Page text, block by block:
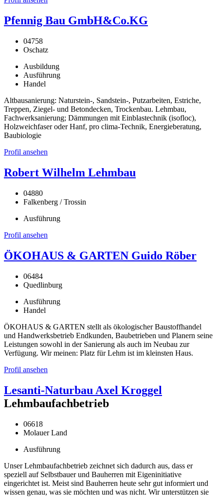
Pfennig Bau GmbH&Co.KG
04758
Oschatz
Ausbildung
Ausführung
Handel
Altbausanierung: Naturstein-, Sandstein-, Putzarbeiten, Estriche,
Treppen, Ziegel- und Betondecken, Trockenbau. Lehmbau,
Fachwerksanierung; Dämmungen mit Einblastechnik (isofloc),
Holzweichfaser oder Hanf, pro clima-Technik, Energieberatung,
Baubiologie
Profil ansehen
Robert Wilhelm Lehmbau
04880
Falkenberg / Trossin
Ausführung
Profil ansehen
ÖKOHAUS & GARTEN Guido Röber
06484
Quedlinburg
Ausführung
Handel
ÖKOHAUS & GARTEN stellt als ökologischer Baustoffhandel
und Handwerksbetrieb Endkunden, Baubetrieben und Planern seine
Leistungen sowohl in der Sanierung als auch im Neubau zur
Verfügung. Wir meinen: Platz für Lehm ist im kleinsten Haus.
Profil ansehen
Lesanti-Naturbau Axel Kroggel
Lehmbaufachbetrieb
06618
Molauer Land
Ausführung
Unser Lehmbaufachbetrieb zeichnet sich dadurch aus, dass er
speziell auf Selbstbauer und Bauherren mit Eigeninitiative
eingerichtet ist. Meist sind Bauherren heute sehr gut informiert und
wissen genau, was sie möchten und was nicht. Wir unterstützen sie